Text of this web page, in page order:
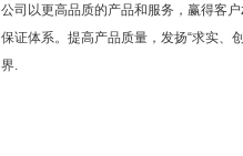
公司以更高品质的产品和服务，赢得客
保证体系。提高产品质量，发扬“求实、
界.